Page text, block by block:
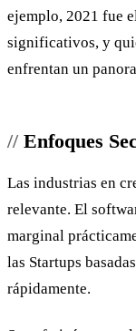
ejemplo, 2021 fue
significativos, y
enfrentan un
Enfoques
Las industrias en
relevante. El
marginal
las Startups
rápidamente.